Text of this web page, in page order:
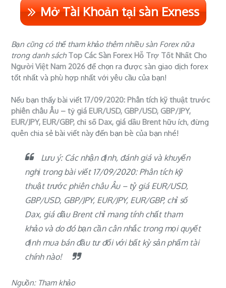
Mở Tài Khoản tại sàn Exness
Bạn cũng có thể tham khảo thêm nhiều sàn Forex nữa
trong danh sách Top Các Sàn Forex Hỗ Trợ Tốt Nhất Cho
Người Việt Nam 2026 để chọn ra được sàn giao dịch forex
tốt nhất và phù hợp nhất với yêu cầu của bạn!
Nếu bạn thấy bài viết17/09/2020: Phân tích kỹ thuật trước
phiên châu Âu – tỷ giá EUR/USD, GBP/USD, GBP/JPY,
EUR/JPY, EUR/GBP, chỉ số Dax, giá dầu Brent hữu ích, đừng
quên chia sẻ bài viết này đến bạn bè của bạn nhé!
Lưu ý: Các nhận định, đánh giá và khuyến
nghị trong bài viết 17/09/2020: Phân tích kỹ
thuật trước phiên châu Âu – tỷ giá EUR/USD,
GBP/USD, GBP/JPY, EUR/JPY, EUR/GBP, chỉ số
Dax, giá dầu Brent chỉ mang tính chất tham
khảo và do đó bạn cần cân nhắc trong mọi quyết
định mua bán đầu tư đối với bất kỳ sản phẩm tài
chính nào!
Nguồn: Tham khảo